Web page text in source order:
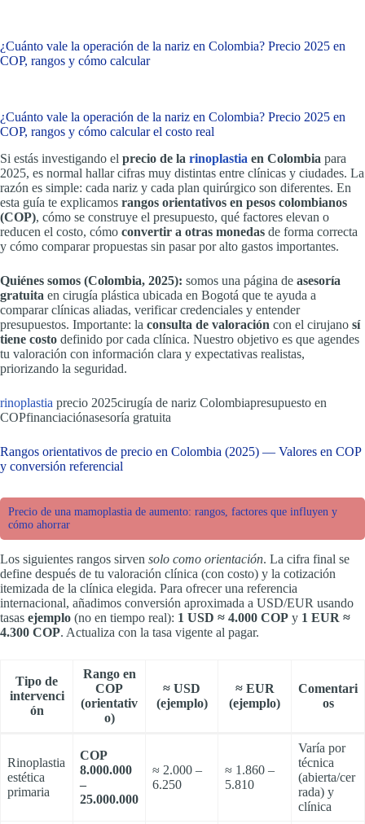
¿Cuánto vale la operación de la nariz en Colombia? Precio 2025 en
COP, rangos y cómo calcular
¿Cuánto vale la operación de la nariz en Colombia? Precio 2025 en
COP, rangos y cómo calcular el costo real
Si estás investigando el precio de la rinoplastia en Colombia para
2025, es normal hallar cifras muy distintas entre clínicas y ciudades. La
razón es simple: cada nariz y cada plan quirúrgico son diferentes. En
esta guía te explicamos rangos orientativos en pesos colombianos
(COP), cómo se construye el presupuesto, qué factores elevan o
reducen el costo, cómo convertir a otras monedas de forma correcta
y cómo comparar propuestas sin pasar por alto gastos importantes.
Quiénes somos (Colombia, 2025): somos una página de asesoría
gratuita en cirugía plástica ubicada en Bogotá que te ayuda a
comparar clínicas aliadas, verificar credenciales y entender
presupuestos. Importante: la consulta de valoración con el cirujano sí
tiene costo definido por cada clínica. Nuestro objetivo es que agendes
tu valoración con información clara y expectativas realistas,
priorizando la seguridad.
rinoplastia precio 2025cirugía de nariz Colombiapresupuesto en
COPfinanciaciónasesoría gratuita
Rangos orientativos de precio en Colombia (2025) — Valores en COP
y conversión referencial
Precio de una mamoplastia de aumento: rangos, factores que influyen y
cómo ahorrar
Los siguientes rangos sirven solo como orientación. La cifra final se
define después de tu valoración clínica (con costo) y la cotización
itemizada de la clínica elegida. Para ofrecer una referencia
internacional, añadimos conversión aproximada a USD/EUR usando
tasas ejemplo (no en tiempo real): 1 USD ≈ 4.000 COP y 1 EUR ≈
4.300 COP. Actualiza con la tasa vigente al pagar.
Tipo de
intervenci
ón
Rango en
COP
(orientativ
o)
≈ USD
(ejemplo)
≈ EUR
(ejemplo)
Comentari
os
Rinoplastia
estética
primaria
COP
8.000.000
–
25.000.000
≈ 2.000 –
6.250
≈ 1.860 –
5.810
Varía por
técnica
(abierta/cer
rada) y
clínica